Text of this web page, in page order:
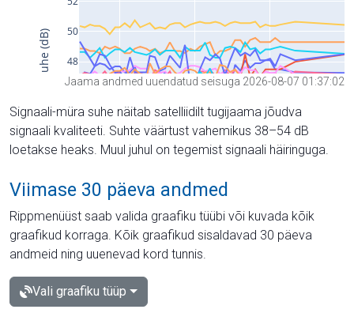
Jaama andmed uuendatud seisuga 2026-08-07 01:37:02
Signaali-müra suhe näitab satelliidilt tugijaama jõudva
signaali kvaliteeti. Suhte väärtust vahemikus 38–54 dB
loetakse heaks. Muul juhul on tegemist signaali häiringuga.
Viimase 30 päeva andmed
Rippmenüüst saab valida graafiku tüübi või kuvada kõik
graafikud korraga. Kõik graafikud sisaldavad 30 päeva
andmeid ning uuenevad kord tunnis.
Vali graafiku tüüp